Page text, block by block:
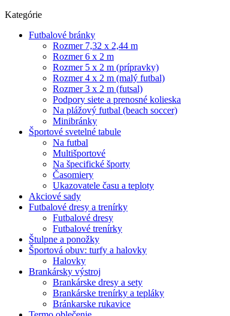
Kategórie
Futbalové bránky
Rozmer 7,32 x 2,44 m
Rozmer 6 x 2 m
Rozmer 5 x 2 m (prípravky)
Rozmer 4 x 2 m (malý futbal)
Rozmer 3 x 2 m (futsal)
Podpory siete a prenosné kolieska
Na plážový futbal (beach soccer)
Minibránky
Športové svetelné tabule
Na futbal
Multišportové
Na špecifické športy
Časomiery
Ukazovatele času a teploty
Akciové sady
Futbalové dresy a trenírky
Futbalové dresy
Futbalové trenírky
Štulpne a ponožky
Športová obuv: turfy a halovky
Halovky
Brankársky výstroj
Brankárske dresy a sety
Brankárske trenírky a tepláky
Bránkarske rukavice